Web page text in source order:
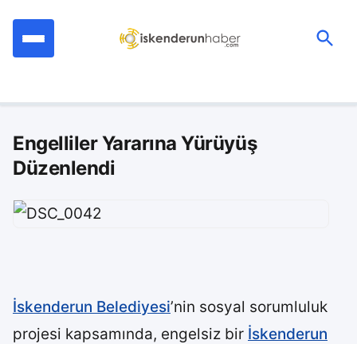
Engelliler Yararına Yürüyüş
Düzenlendi
İskenderun Belediyesi’nin sosyal sorumluluk
projesi kapsamında, engelsiz bir İskenderun